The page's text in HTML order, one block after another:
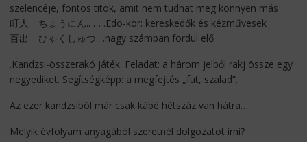
szelencéje, fontos titok, amit nem tudhat meg könnyen más
町人 ちょうにん.. … .Edo-kor: kereskedők és kézművesek
百出 ひゃくしゅつ.. .nagy számban fordul elő
.Kandzsi-összerakó játék. Feladat: a három jelből rakj össze egy
negyediket. Segítségképp: a megfejtés „fut, szalad”.
Az ezer kandzsiból már csak kábé hétszáz van hátra….
Melyik évfolyam anyagából szeretnél dolgozatot írni?